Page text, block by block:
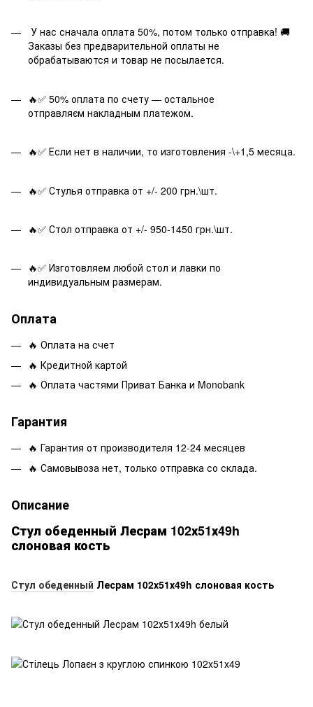
У нас сначала оплата 50%, потом только отправка! 🚚
Заказы без предварительной оплаты не
обрабатываются и товар не посылается.
🔥✅ 50% оплата по счету — остальное
отправляєм накладным платежом.
🔥✅ Если нет в наличии, то изготовления -\+1,5 месяца.
🔥✅ Стулья отправка от +/- 200 грн.\шт.
🔥✅ Стол отправка от +/- 950-1450 грн.\шт.
🔥✅ Изготовляем любой стол и лавки по
индивидуальным размерам.
Оплата
🔥 Оплата на счет
🔥 Кредитной картой
🔥 Оплата частями Приват Банка и Monobank
Гарантия
🔥 Гарантия от производителя 12-24 месяцев
🔥 Самовывоза нет, только отправка со склада.
Описание
Стул обеденный Лесрам 102х51х49h
слоновая кость
Стул обеденный Лесрам 102х51х49h слоновая кость